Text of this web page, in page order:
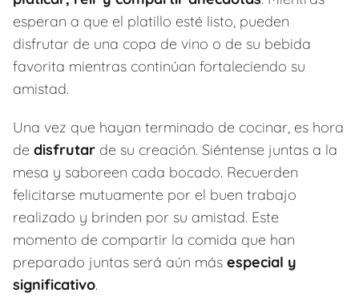
esperan a que el platillo esté listo, pueden
disfrutar de una copa de vino o de su bebida
favorita mientras continúan fortaleciendo su
amistad.
Una vez que hayan terminado de cocinar, es hora
de disfrutar de su creación. Siéntense juntas a la
mesa y saboreen cada bocado. Recuerden
felicitarse mutuamente por el buen trabajo
realizado y brinden por su amistad. Este
momento de compartir la comida que han
preparado juntas será aún más especial y
significativo.